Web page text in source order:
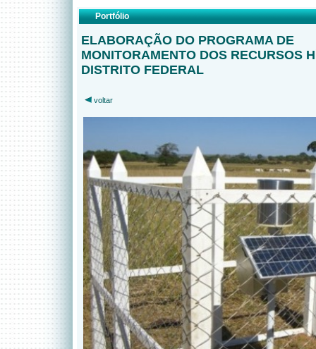
Portfólio
ELABORAÇÃO DO PROGRAMA DE
MONITORAMENTO DOS RECURSOS
DISTRITO FEDERAL
voltar